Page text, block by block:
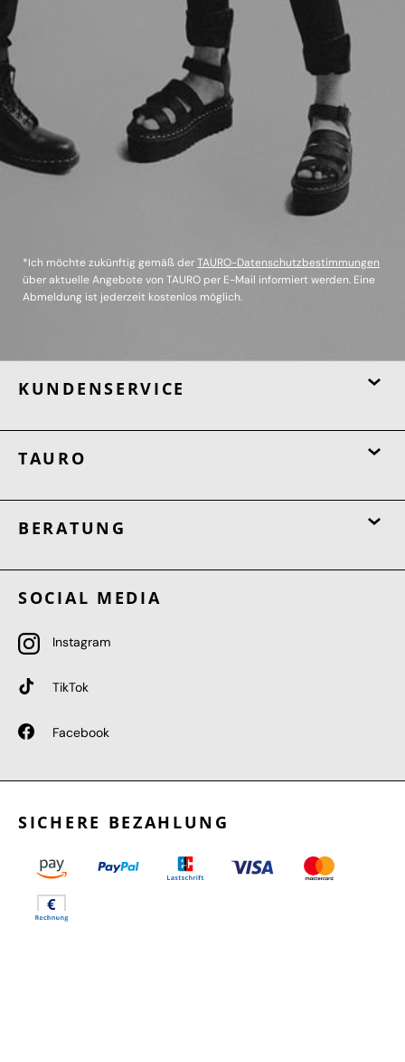
*Ich möchte zukünftig gemäß derTAURO-Datenschutzbestimmungen
über aktuelle Angebote von TAURO per E-Mail informiert werden. Eine
Abmeldung ist jederzeit kostenlos möglich.
KUNDENSERVICE
TAURO
BERATUNG
SOCIAL MEDIA
Instagram
TikTok
Facebook
SICHERE BEZAHLUNG